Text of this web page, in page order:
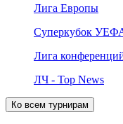
Лига Европы
Суперкубок
Лига
ЛЧ - Top News
Ко всем турнирам